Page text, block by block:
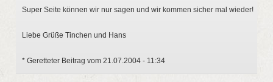
Super Seite können wir nur sagen und wir kommen sicher mal wieder!
Liebe Grüße Tinchen und Hans
* Geretteter Beitrag vom 21.07.2004 - 11:34